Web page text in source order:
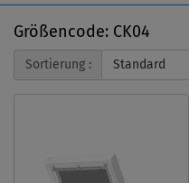
Größencode: CK04
Sortierung : Standard